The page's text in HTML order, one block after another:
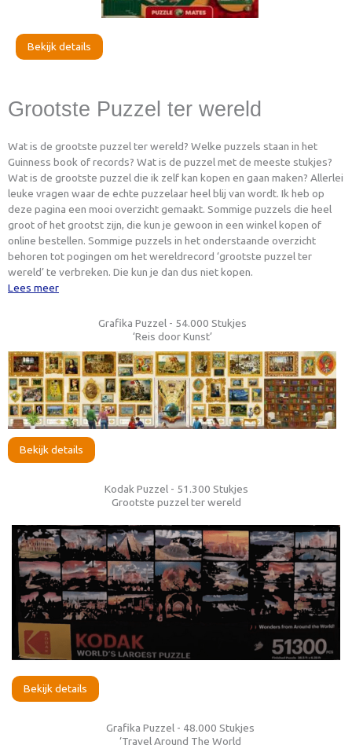
Bekijk details
Grootste Puzzel ter wereld
Wat is de grootste puzzel ter wereld? Welke puzzels staan in het
Guinness book of records? Wat is de puzzel met de meeste stukjes?
Wat is de grootste puzzel die ik zelf kan kopen en gaan maken? Allerlei
leuke vragen waar de echte puzzelaar heel blij van wordt. Ik heb op
deze pagina een mooi overzicht gemaakt. Sommige puzzels die heel
groot of het grootst zijn, die kun je gewoon in een winkel kopen of
online bestellen. Sommige puzzels in het onderstaande overzicht
behoren tot pogingen om het wereldrecord ‘grootste puzzel ter
wereld’ te verbreken. Die kun je dan dus niet kopen.
Lees meer
Grafika Puzzel - 54.000 Stukjes
‘Reis door Kunst’
Bekijk details
Kodak Puzzel - 51.300 Stukjes
Grootste puzzel ter wereld
Bekijk details
Grafika Puzzel - 48.000 Stukjes
‘Travel Around The World